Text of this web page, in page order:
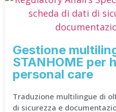
Gestione
STANHOME per
personal care
Traduzione multilingue di
di sicurezza e